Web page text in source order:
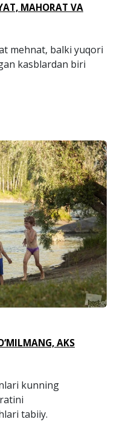
MAHORAT VA
mehnat, balki yuqori
kasblardan biri
AKS
kunning
tabiiy.